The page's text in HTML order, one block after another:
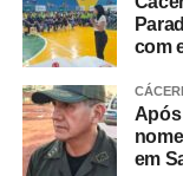
Emanuel Carvalho.
Secretários
Cáceres,
equipes
prestigiaram o
com
em